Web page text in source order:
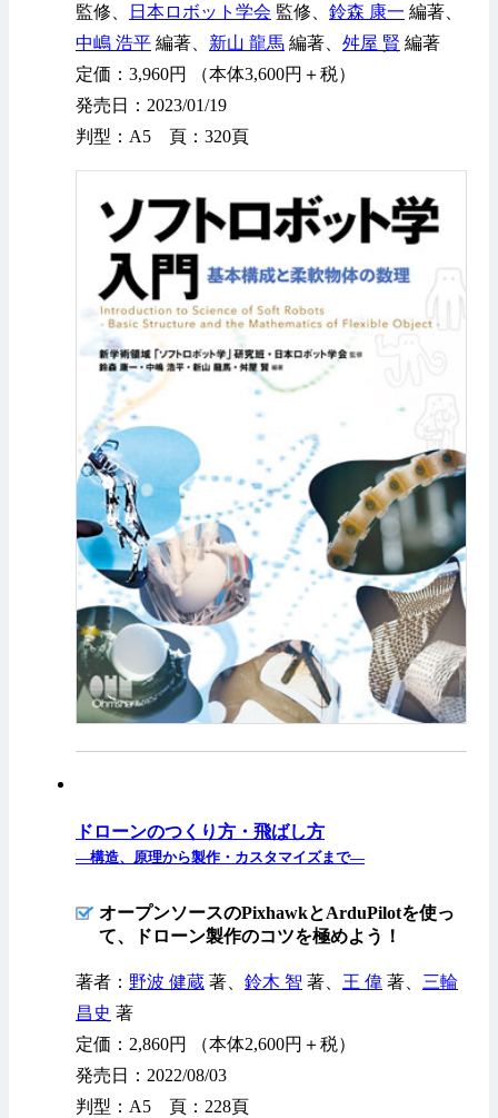
監修、
日本ロボット学会 監修、 鈴森 康一 編著、
中嶋 浩平 編著、 新山 龍馬 編著、 舛屋 賢 編著
定価：3,960円 （本体3,600円＋税）
発売日：2023/01/19
判型：A5 頁：320頁
ドローンのつくり方・飛ばし方
—構造、原理から製作・カスタマイズまで—
オープンソースのPixhawkとArduPilotを使っ
て、ドローン製作のコツを極めよう！
著者： 野波 健蔵 著、 鈴木 智 著、 王 偉 著、 三輪
昌史 著
定価：2,860円 （本体2,600円＋税）
発売日：2022/08/03
判型：A5 頁：228頁